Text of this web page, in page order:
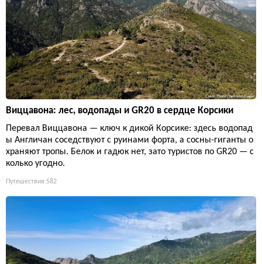
Виццавона: лес, водопады и GR20 в сердце Корсики
Перевал Виццавона — ключ к дикой Корсике: здесь водопад
ы Англичан соседствуют с руинами форта, а сосны-гиганты о
храняют тропы. Белок и гадюк нет, зато туристов по GR20 — с
колько угодно.
Путешествия 582